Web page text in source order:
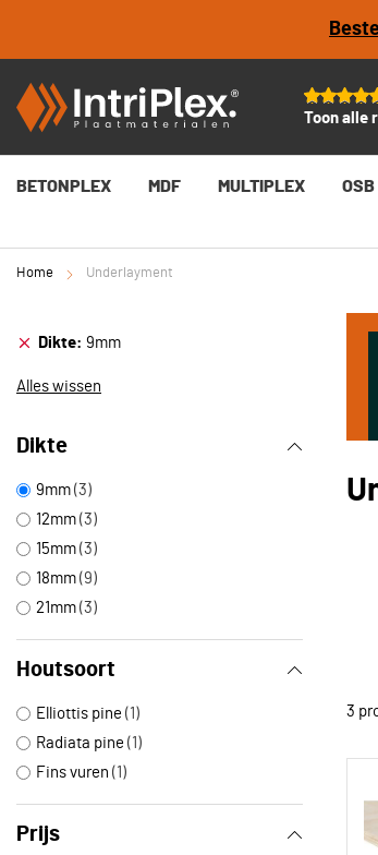
Toon alle
BETONPLEX MDF MULTIPLEX OSB
Home Underlayment
3
Dikte 9mm
Alles wissen
Dikte
9mm 3
12mm 3
15mm 3
18mm 9
21mm 3
Houtsoort
Elliottis pine 1
Radiata pine 1
Fins vuren 1
Prijs